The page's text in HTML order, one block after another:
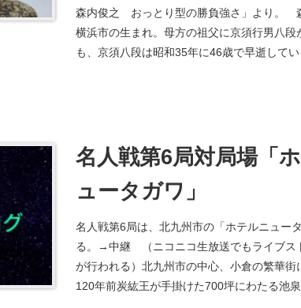
森内俊之 おっとり型の勝負強さ」より。
横浜市の生まれ。母方の祖父に京須行男八段
も、京須八段は昭和35年に46歳で早逝してい
名人戦第6局対局場「
ュータガワ」
名人戦第6局は、北九州市の「ホテルニュー
る。→中継 （ニコニコ生放送でもライブス
が行われる）北九州市の中心、小倉の繁華街
120年前炭紘王が手掛けた700坪にわたる池泉